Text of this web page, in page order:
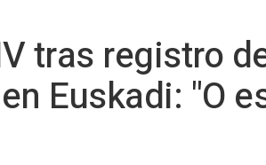
tras registro
Euskadi: "O